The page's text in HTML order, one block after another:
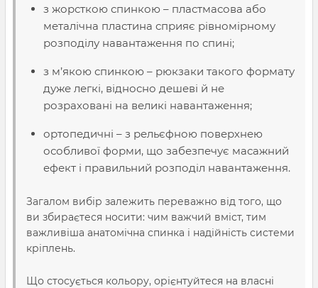
з жорсткою спинкою – пластмасова або
металічна пластина сприяє рівномірному
розподілу навантаження по спині;
з м’якою спинкою – рюкзаки такого формату
дуже легкі, відносно дешеві й не
розраховані на великі навантаження;
ортопедичні – з рельєфною поверхнею
особливої форми, що забезпечує масажний
ефект і правильний розподіл навантаження.
Загалом вибір залежить переважно від того, що
ви збираєтеся носити: чим важчий вміст, тим
важливіша анатомічна спинка і надійність системи
кріплень.
Що стосується кольору, орієнтуйтеся на власні